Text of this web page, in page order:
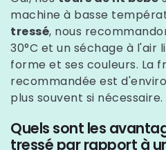
machine à basse
tressé, nous
30°C et un séchage à
forme et ses couleurs. La
recommandée est
plus souvent si nécessaire.
Quels sont les
tressé par rapport à